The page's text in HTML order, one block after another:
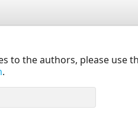
to the authors, please
.